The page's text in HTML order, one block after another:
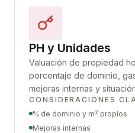
PH y Unidades
Valuación de propiedad
porcentaje de dominio,
mejoras internas y
CONSIDERACIONES
% de dominio y m² propios
Mejoras internas